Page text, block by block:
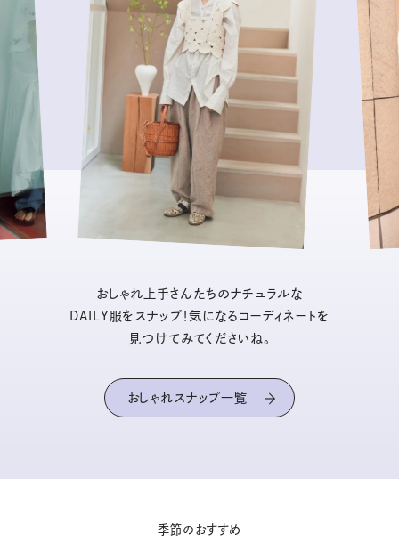
おしゃれ上手さんたちのナチュラルな
DAILY服をスナップ！気になるコーディネートを
見つけてみてくださいね。
おしゃれスナップ一覧
季節のおすすめ